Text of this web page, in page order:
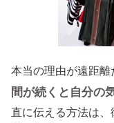
本当の理由が遠距離
間が続くと自分の
直に伝える方法は